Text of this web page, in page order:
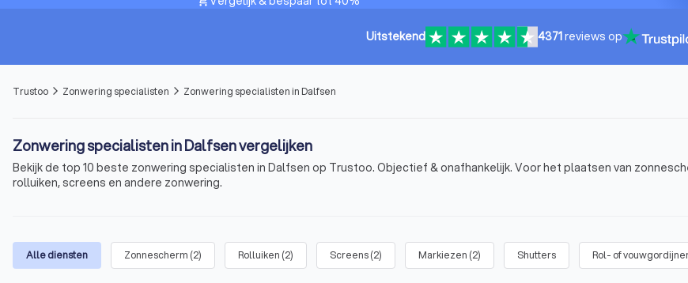
Uitstekend 4371reviews op
Trustoo arrow_forward_ios Zonwering specialisten arrow_forward_ios Zonwering specialisten in Dalfsen
Zonwering specialisten in Dalfsen vergelijken
Bekijk de top 10 beste zonwering specialisten in Dalfsen op Trustoo. Objectief & onafhankelijk. Voor het plaatsen van
rolluiken, screens en andere zonwering.
Alle diensten Zonnescherm (2) Rolluiken (2) Screens(2) Markiezen (2) Shutters Rol- of